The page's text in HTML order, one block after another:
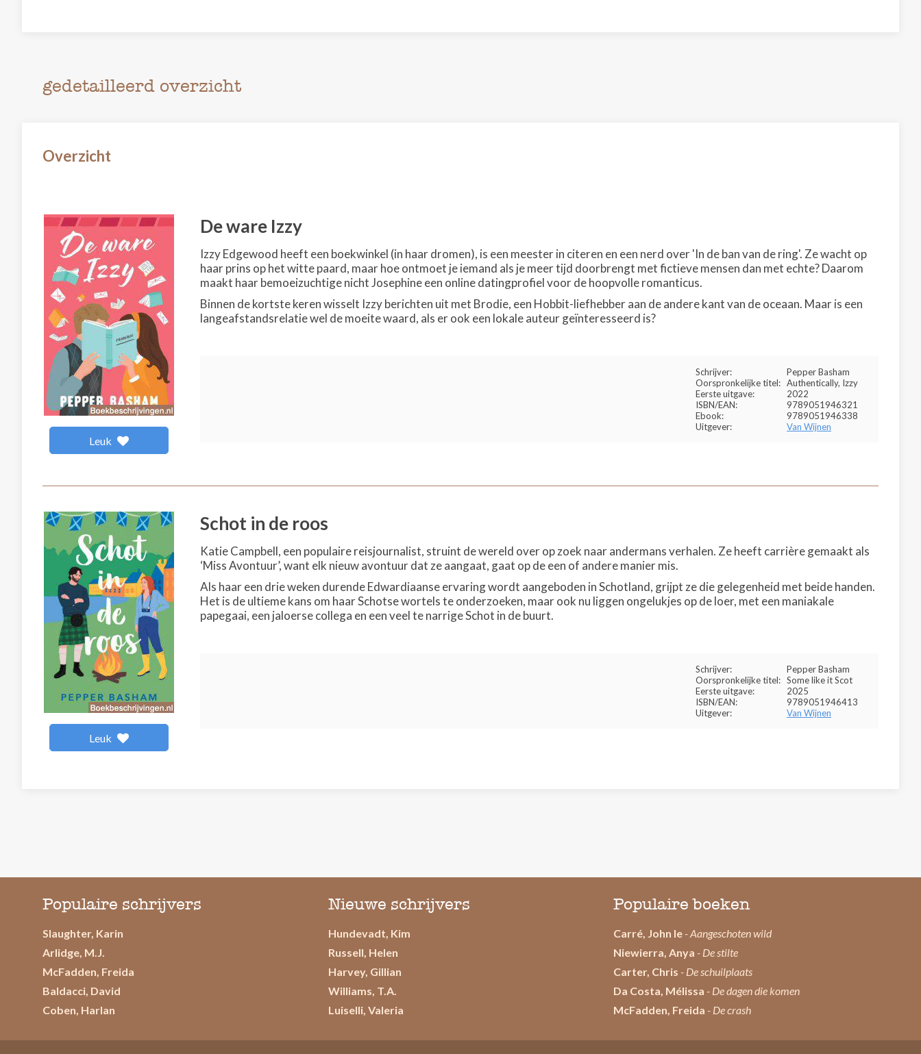
gedetailleerd overzicht
Overzicht
Leuk
De ware Izzy
Izzy Edgewood heeft een boekwinkel (in haar dromen), is een meester in citeren en een nerd over 'In de ban van de ring'. Ze wacht op
haar prins op het witte paard, maar hoe ontmoet je iemand als je meer tijd doorbrengt met fictieve mensen dan met echte? Daarom
maakt haar bemoeizuchtige nicht Josephine een online datingprofiel voor de hoopvolle romanticus.
Binnen de kortste keren wisselt Izzy berichten uit met Brodie, een Hobbit-liefhebber aan de andere kant van de oceaan. Maar is een
langeafstandsrelatie wel de moeite waard, als er ook een lokale auteur geïnteresseerd is?
Schrijver:
Pepper Basham
Oorspronkelijke titel: Authentically, Izzy
Eerste uitgave:
2022
ISBN/EAN:
9789051946321
Ebook:
9789051946338
Uitgever:
Van Wijnen
Leuk
Schot in de roos
Katie Campbell, een populaire reisjournalist, struint de wereld over op zoek naar andermans verhalen. Ze heeft carrière gemaakt als
‘Miss Avontuur’, want elk nieuw avontuur dat ze aangaat, gaat op de een of andere manier mis.
Als haar een drie weken durende Edwardiaanse ervaring wordt aangeboden in Schotland, grijpt ze die gelegenheid met beide handen.
Het is de ultieme kans om haar Schotse wortels te onderzoeken, maar ook nu liggen ongelukjes op de loer, met een maniakale
papegaai, een jaloerse collega en een veel te narrige Schot in de buurt.
Schrijver:
Pepper Basham
Oorspronkelijke titel: Some like it Scot
Eerste uitgave:
2025
ISBN/EAN:
9789051946413
Uitgever:
Van Wijnen
Populaire schrijvers
Slaughter, Karin
Arlidge, M.J.
McFadden, Freida
Baldacci, David
Coben, Harlan
Nieuwe schrijvers
Hundevadt, Kim
Russell, Helen
Harvey, Gillian
Williams, T.A.
Luiselli, Valeria
Populaire boeken
Carré, John le - Aangeschoten wild
Niewierra, Anya - De stilte
Carter, Chris - De schuilplaats
Da Costa, Mélissa - De dagen die komen
McFadden, Freida - De crash